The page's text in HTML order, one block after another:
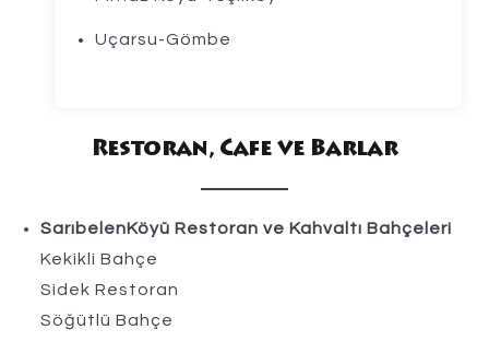
Uçarsu-Gömbe
Restoran, Cafe ve Barlar
SarıbelenKöyü Restoran ve Kahvaltı Bahçeleri
Kekikli Bahçe
Sidek Restoran
Söğütlü Bahçe